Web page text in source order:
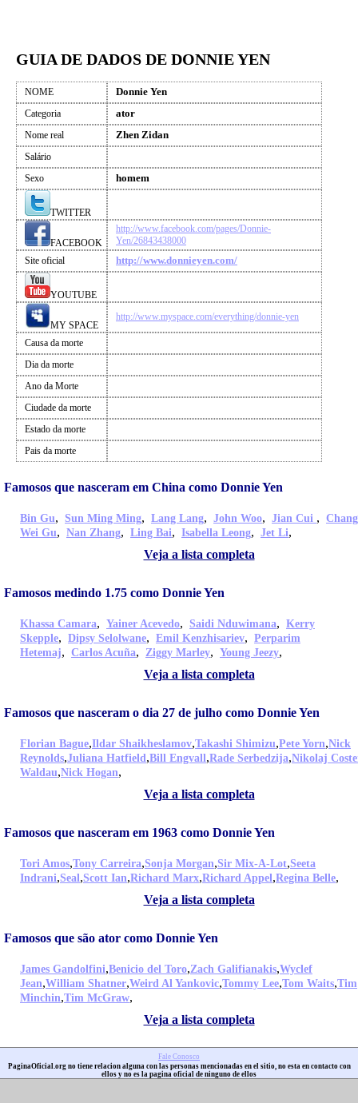
GUIA DE DADOS DE DONNIE YEN
NOME Donnie Yen
Categoria ator
Nome real Zhen Zidan
Salário
Sexo
homem
TWITTER
FACEBOOK
http://www.facebook.com/pages/Donnie-
Yen/26843438000
Site oficial
http://www.donnieyen.com/
YOUTUBE
MY SPACE
http://www.myspace.com/everything/donnie-yen
Causa da morte
Dia da morte
Ano da Morte
Ciudade da morte
Estado da morte
Pais da morte
Famosos que nasceram em China como Donnie Yen
Bin Gu, Sun Ming Ming, Lang Lang, John Woo, Jian Cui , Chang
Wei Gu, Nan Zhang, Ling Bai, Isabella Leong, Jet Li,
Veja a lista completa
Famosos medindo 1.75 como Donnie Yen
Khassa Camara, Yainer Acevedo, Saidi Nduwimana, Kerry
Skepple, Dipsy Selolwane, Emil Kenzhisariev, Perparim
Hetemaj, Carlos Acuña, Ziggy Marley, Young Jeezy,
Veja a lista completa
Famosos que nasceram o dia 27 de julho como Donnie Yen
Florian Bague,Ildar Shaikheslamov,Takashi Shimizu,Pete Yorn,Nick
Reynolds,Juliana Hatfield,Bill Engvall,Rade Serbedzija,Nikolaj
Waldau,Nick Hogan,
Veja a lista completa
Famosos que nasceram em 1963 como Donnie Yen
Tori Amos,Tony Carreira,Sonja Morgan,Sir Mix-A-Lot,Seeta
Indrani,Seal,Scott Ian,Richard Marx,Richard Appel,Regina Belle,
Veja a lista completa
Famosos que são ator como Donnie Yen
James Gandolfini,Benicio del Toro,Zach Galifianakis,Wyclef
Jean,William Shatner,Weird Al Yankovic,Tommy Lee,Tom Waits,Tim
Minchin,Tim McGraw,
Veja a lista completa
Fale Conosco
PaginaOficial.org no tiene relacion alguna con las personas mencionadas en el sitio, no esta en contacto con
ellos y no es la pagina oficial de ninguno de ellos